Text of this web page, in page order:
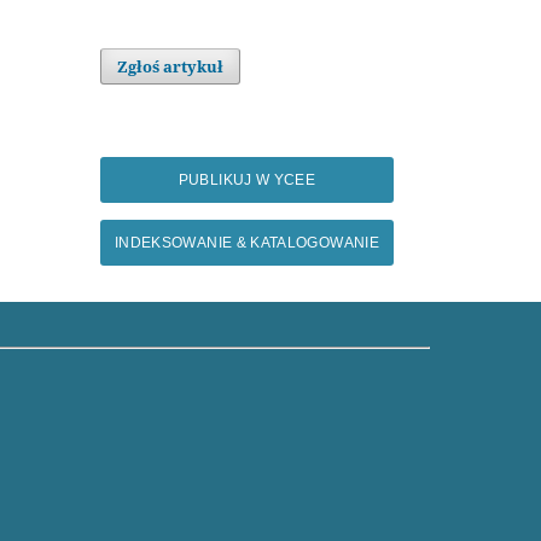
Zgłoś artykuł
PUBLIKUJ W YCEE
INDEKSOWANIE & KATALOGOWANIE